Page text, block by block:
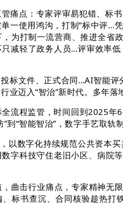
点：专家评审易犯错、标书
一使用鸿沟，打制“标中评…
为打制一流营商、推进全省
减轻了政务人员…评审效率
文件、正式合同…AI智能评
业迈入“智治”新时代。多年落
程监管，时间回到2025年6
到“智能智治”，数字手艺取
数字化持续规范公共资本买
字科技守住老旧小区、病院
击行业痛点，专家精神无限
标书查沉、合同核验趁热